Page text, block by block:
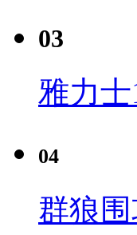
03
雅力
04
群狼